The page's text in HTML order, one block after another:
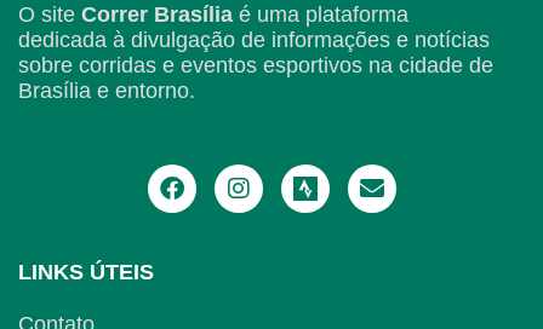
O site Correr Brasília é uma plataforma
dedicada à divulgação de informações e notícias
sobre corridas e eventos esportivos na cidade de
Brasília e entorno.
LINKS ÚTEIS
Contato